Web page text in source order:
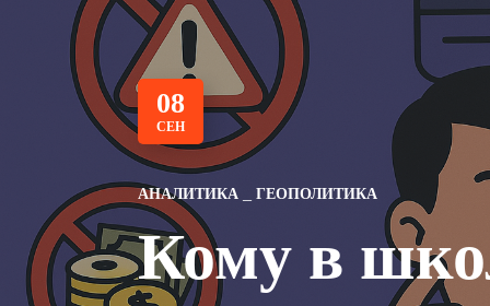
08
СЕН
АНАЛИТИКА ГЕОПОЛИТИКА
Кому в